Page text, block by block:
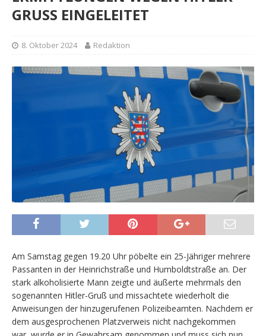
GRUSS EINGELEITET
8. Oktober 2024 Redaktion
Am Samstag gegen 19.20 Uhr pöbelte ein 25-Jähriger mehrere
Passanten in der Heinrichstraße und Humboldtstraße an. Der
stark alkoholisierte Mann zeigte und äußerte mehrmals den
sogenannten Hitler-Gruß und missachtete wiederholt die
Anweisungen der hinzugerufenen Polizeibeamten. Nachdem er
dem ausgesprochenen Platzverweis nicht nachgekommen